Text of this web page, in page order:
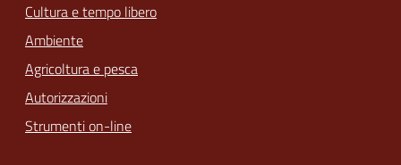
Cultura e tempo libero
Ambiente
Agricoltura e pesca
Autorizzazioni
Strumenti on-line